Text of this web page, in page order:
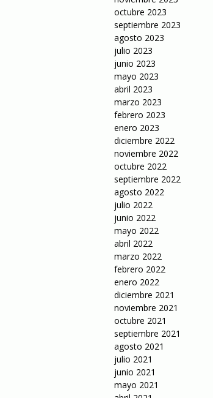
octubre 2023
septiembre 2023
agosto 2023
julio 2023
junio 2023
mayo 2023
abril 2023
marzo 2023
febrero 2023
enero 2023
diciembre 2022
noviembre 2022
octubre 2022
septiembre 2022
agosto 2022
julio 2022
junio 2022
mayo 2022
abril 2022
marzo 2022
febrero 2022
enero 2022
diciembre 2021
noviembre 2021
octubre 2021
septiembre 2021
agosto 2021
julio 2021
junio 2021
mayo 2021